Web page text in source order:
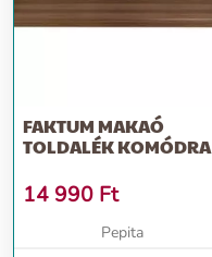
FAKTUM MAKAÓ
TOLDALÉK KOMÓDRA
14 990 Ft
Pepita